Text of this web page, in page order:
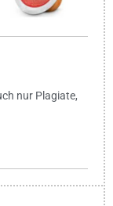
nur Plagiate,